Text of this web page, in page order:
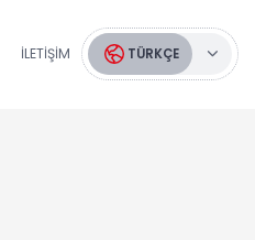
İLETIŞIM TÜRKÇE